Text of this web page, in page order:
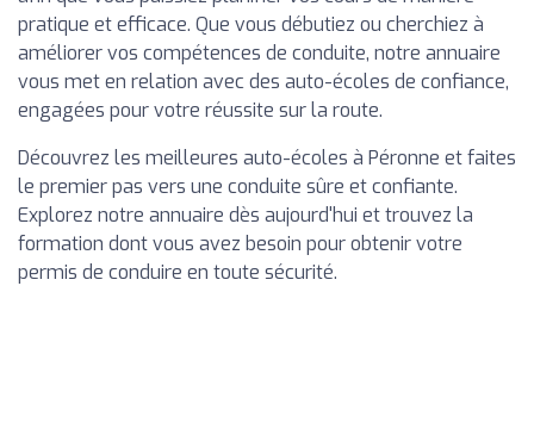
pratique et efficace. Que vous débutiez ou cherchiez à
améliorer vos compétences de conduite, notre annuaire
vous met en relation avec des auto-écoles de confiance,
engagées pour votre réussite sur la route.
Découvrez les meilleures auto-écoles à Péronne et faites
le premier pas vers une conduite sûre et confiante.
Explorez notre annuaire dès aujourd'hui et trouvez la
formation dont vous avez besoin pour obtenir votre
permis de conduire en toute sécurité.